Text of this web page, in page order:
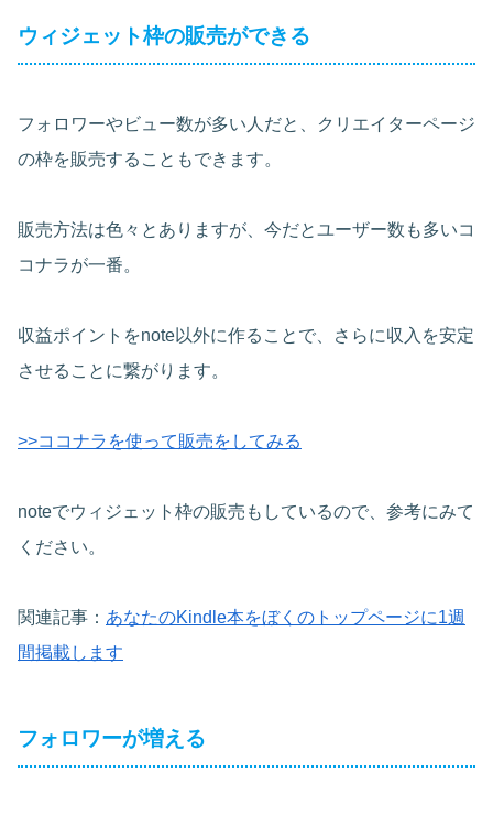
ウィジェット枠の販売ができる
フォロワーやビュー数が多い人だと、クリエイターページ
の枠を販売することもできます。
販売方法は色々とありますが、今だとユーザー数も多いコ
コナラが一番。
収益ポイントをnote以外に作ることで、さらに収入を安定
させることに繋がります。
>>ココナラを使って販売をしてみる
noteでウィジェット枠の販売もしているので、参考にみて
ください。
関連記事： あなたのKindle本をぼくのトップページに1週
間掲載します
フォロワーが増える